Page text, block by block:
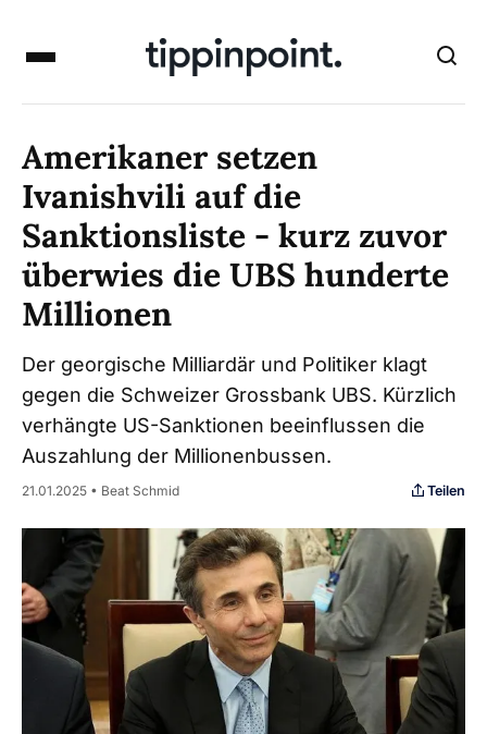
Amerikaner setzen
Ivanishvili auf die
Sanktionsliste - kurz zuvor
überwies die UBS hunderte
Millionen
Der georgische Milliardär und Politiker klagt
gegen die Schweizer Grossbank UBS. Kürzlich
verhängte US-Sanktionen beeinflussen die
Auszahlung der Millionenbussen.
21.01.2025 • Beat Schmid Teilen